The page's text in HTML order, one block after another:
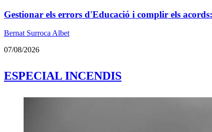
Gestionar els errors d'Educació i complir els
Bernat Surroca Albet
07/08/2026
ESPECIAL INCENDIS